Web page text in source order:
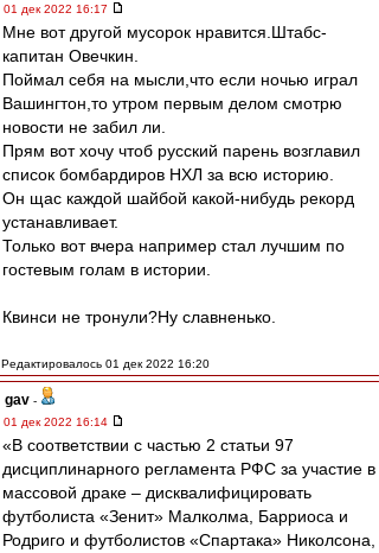
01 дек 2022 16:17
Мне вот другой мусорок нравится.Штабс-
капитан Овечкин.
Поймал себя на мысли,что если ночью играл
Вашингтон,то утром первым делом смотрю
новости не забил ли.
Прям вот хочу чтоб русский парень возглавил
список бомбардиров НХЛ за всю историю.
Он щас каждой шайбой какой-нибудь рекорд
устанавливает.
Только вот вчера например стал лучшим по
гостевым голам в истории.
Квинси не тронули?Ну славненько.
Редактировалось 01 дек 2022 16:20
gav -
01 дек 2022 16:14
«В соответствии с частью 2 статьи 97
дисциплинарного регламента РФС за участие в
массовой драке – дисквалифицировать
футболиста «Зенит» Малколма, Барриоса и
Родриго и футболистов «Спартака» Николсона,